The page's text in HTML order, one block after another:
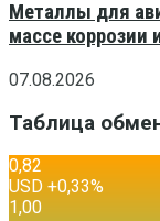
Металлы для
массе коррозии
07.08.2026
Таблица
0,82
USD +0,33%
1,00